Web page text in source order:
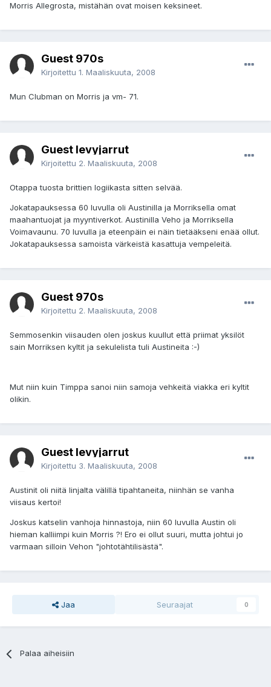
Morris Allegrosta, mistähän ovat moisen keksineet.
Guest 970s
Kirjoitettu 1. Maaliskuuta, 2008
Mun Clubman on Morris ja vm- 71.
Guest levyjarrut
Kirjoitettu 2. Maaliskuuta, 2008
Otappa tuosta brittien logiikasta sitten selvää.
Jokatapauksessa 60 luvulla oli Austinilla ja Morriksella omat
maahantuojat ja myyntiverkot. Austinilla Veho ja Morriksella
Voimavaunu. 70 luvulla ja eteenpäin ei näin tietääkseni enää ollut.
Jokatapauksessa samoista värkeistä kasattuja vempeleitä.
Guest 970s
Kirjoitettu 2. Maaliskuuta, 2008
Semmosenkin viisauden olen joskus kuullut että priimat yksilöt
sain Morriksen kyltit ja sekulelista tuli Austineita :-)
Mut niin kuin Timppa sanoi niin samoja vehkeitä viakka eri kyltit
olikin.
Guest levyjarrut
Kirjoitettu 3. Maaliskuuta, 2008
Austinit oli niitä linjalta välillä tipahtaneita, niinhän se vanha
viisaus kertoi!
Joskus katselin vanhoja hinnastoja, niin 60 luvulla Austin oli
hieman kalliimpi kuin Morris ?! Ero ei ollut suuri, mutta johtui jo
varmaan silloin Vehon "johtotähtilisästä".
Jaa Seuraajat 0
Palaa aiheisiin